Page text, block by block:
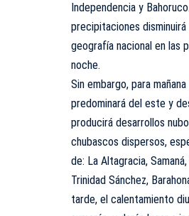
Independencia y
precipitaciones
geografía nacional en las
noche.
Sin embargo, para
predominará del este y
producirá desarrollos
chubascos dispersos,
de: La Altagracia,
Trinidad Sánchez,
tarde, el calentamiento